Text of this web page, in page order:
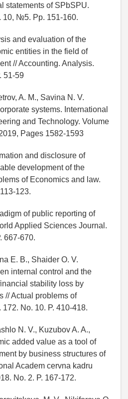
statements of SPbSPU.
10, №5. Pp. 151-160.
and evaluation of the
entities in the field of
// Accounting. Analysis.
51-59
A. M., Savina N. V.
systems. International
and Technology. Volume
Pages 1582-1593
and disclosure of
development of the
of Economics and law.
123.
of public reporting of
Applied Sciences Journal.
667-670.
E. B., Shaider O. V.
internal control and the
stability loss by
// Actual problems of
No. 10. P. 410-418.
N. V., Kuzubov A. A.,
added value as a tool of
by business structures of
Academ cervna kadru
No. 2. P. 167-172.